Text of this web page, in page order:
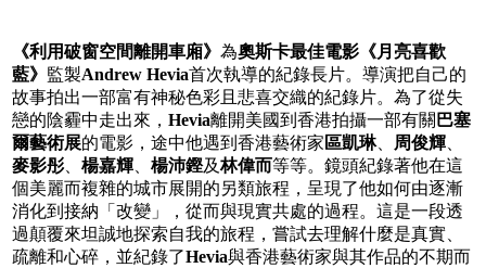
《利用破窗空間離開車廂》 為奧斯卡最佳電影《月亮喜歡
藍》 監製Andrew Hevia首次執導的紀錄長片。導演把自己的
故事拍出一部富有神秘色彩且悲喜交織的紀錄片。為了從失
戀的陰霾中走出來， Hevia離開美國到香港拍攝一部有關 巴塞
爾藝術展的電影，途中他遇到香港藝術家 區凱琳、 周俊輝
麥影彤、 楊嘉輝 楊沛鏗及林偉而等等。鏡頭紀錄著他在這
個美麗而複雜的城市展開的另類旅程，呈現了他如何由逐漸
消化到接納「改變」，從而與現實共處的過程。這是一段透
過顛覆來坦誠地探索自我的旅程，嘗試去理解什麼是真實、
疏離和心碎，並紀錄了Hevia與香港藝術家與其作品的不期而